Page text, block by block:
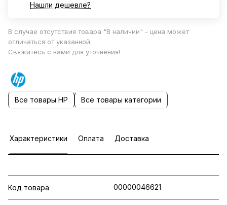
Нашли дешевле?
В случае отсутствия товара "В наличии" - цена может
отличаться от указанной.
Свяжитесь с нами для уточнения!
Все товары HP Все товары категории
Характеристики Оплата Доставка
Код товара 00000046621